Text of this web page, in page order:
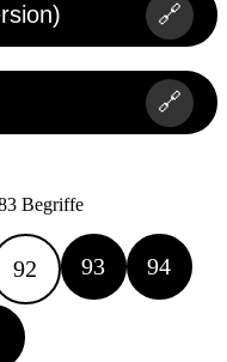
🔗
🔗
Begriffe
92 93 94